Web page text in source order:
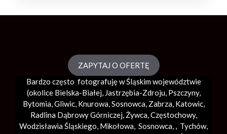
ZAPYTAJ O OFERTĘ
Bardzo często fotografuję w Śląskim województwie
(okolice Bielska-Białej, Jastrzębia-Zdroju, Pszczyny,
Bytomia, Gliwic, Knurowa, Sosnowca, Zabrza, Katowic,
Radlina Dąbrowy Górniczej, Żywca, Częstochowy,
Wodzisławia Śląskiego, Mikołowa, Sosnowca, , Tychów,